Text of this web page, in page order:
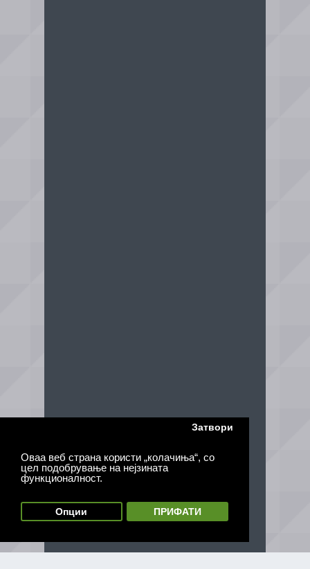
Оваа веб страна користи „колачиња“, со
цел подобрување на нејзината
функционалност.
Затвори
Опции ПРИФАТИ